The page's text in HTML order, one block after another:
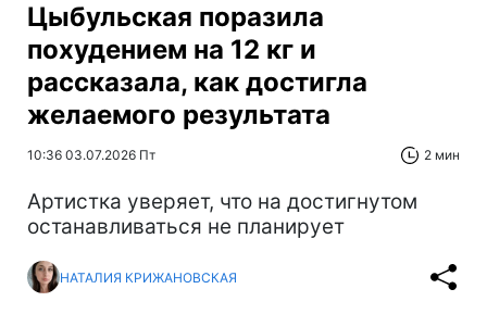
Цыбульская поразила
похудением на 12 кг и
рассказала, как достигла
желаемого результата
10:36 03.07.2026 Пт 2 мин
Артистка уверяет, что на достигнутом
останавливаться не планирует
НАТАЛИЯ КРИЖАНОВСКАЯ